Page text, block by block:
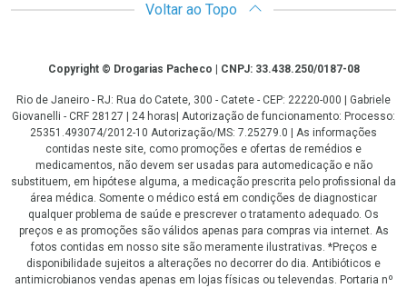
Voltar ao Topo
CopyrightCopyright © Drogarias Pacheco | CNPJ: 33.438.250/0187-08
Rio de Janeiro - RJ: Rua do Catete, 300 - Catete - CEP: 22220-000 | Gabriele
Giovanelli - CRF 28127 | 24 horas| Autorização de funcionamento: Processo:
25351.493074/2012-10 Autorização/MS: 7.25279.0 | As informações
contidas neste site, como promoções e ofertas de remédios e
medicamentos, não devem ser usadas para automedicação e não
substituem, em hipótese alguma, a medicação prescrita pelo profissional da
área médica. Somente o médico está em condições de diagnosticar
qualquer problema de saúde e prescrever o tratamento adequado. Os
preços e as promoções são válidos apenas para compras via internet. As
fotos contidas em nosso site são meramente ilustrativas. *Preços e
disponibilidade sujeitos a alterações no decorrer do dia. Antibióticos e
antimicrobianos vendas apenas em lojas físicas ou televendas. Portaria nº